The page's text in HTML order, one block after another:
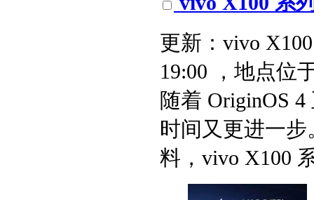
更新：vivo
19:00 ，地点位
随着 OriginOS
时间又更进一
料，vivo X100